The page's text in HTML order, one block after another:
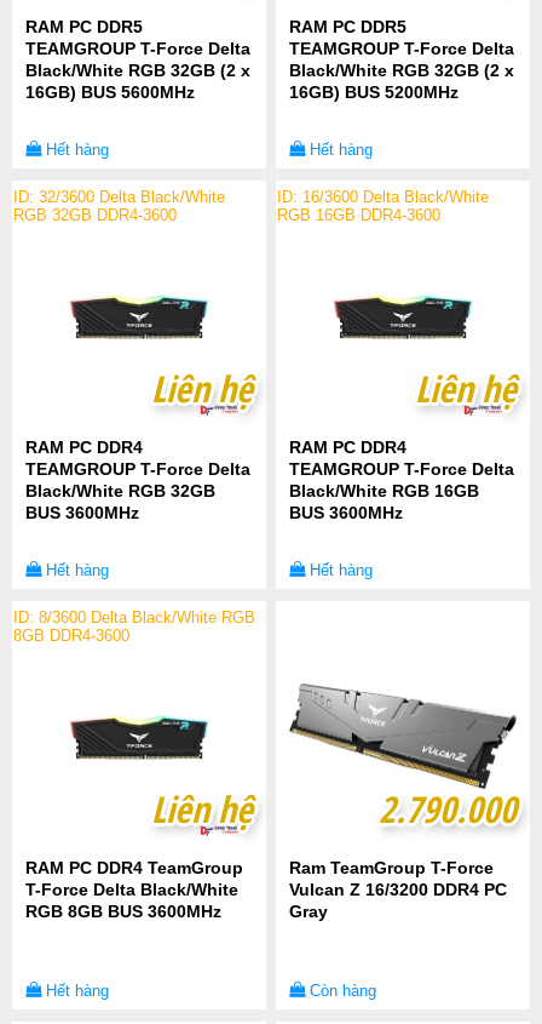
RAM PC DDR5
TEAMGROUP T-Force Delta
Black/White RGB 32GB (2 x
16GB) BUS 5600MHz
Hết hàng
RAM PC DDR5
TEAMGROUP T-Force Delta
Black/White RGB 32GB (2 x
16GB) BUS 5200MHz
Hết hàng
ID: 32/3600 Delta Black/White
RGB 32GB DDR4-3600
Liên hệ
Liên hệ
RAM PC DDR4
TEAMGROUP T-Force Delta
Black/White RGB 32GB
BUS 3600MHz
Hết hàng
ID: 16/3600 Delta Black/White
RGB 16GB DDR4-3600
Liên hệ
Liên hệ
RAM PC DDR4
TEAMGROUP T-Force Delta
Black/White RGB 16GB
BUS 3600MHz
Hết hàng
ID: 8/3600 Delta Black/White RGB
8GB DDR4-3600
Liên hệ
Liên hệ
RAM PC DDR4 TeamGroup
T-Force Delta Black/White
RGB 8GB BUS 3600MHz
Hết hàng
2.790.000
2.790.000
Ram TeamGroup T-Force
Vulcan Z 16/3200 DDR4 PC
Gray
Còn hàng